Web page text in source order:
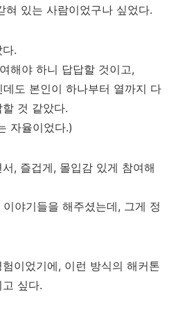
혀 있는 사람이었구나 싶었다.
.
해야 하니 답답할 것이고,
도 본인이 하나부터 열까지 다
것 같았다.
자율이었다.)
, 즐겁게, 몰입감 있게 참여해
야기들을 해주셨는데, 그게 정
이었기에, 이런 방식의 해커톤
싶다.